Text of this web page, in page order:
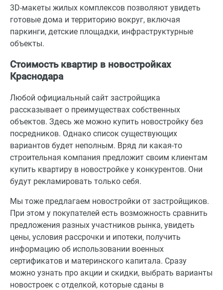
3D-макеты жилых комплексов позволяют увидеть
готовые дома и территорию вокруг, включая
паркинги, детские площадки, инфраструктурные
объекты.
Стоимость квартир в новостройках
Краснодара
Любой официальный сайт застройщика
рассказывает о преимуществах собственных
объектов. Здесь же можно купить новостройку без
посредников. Однако список существующих
вариантов будет неполным. Вряд ли какая-то
строительная компания предложит своим клиентам
купить квартиру в новостройке у конкурентов. Они
будут рекламировать только себя.
Мы тоже предлагаем новостройки от застройщиков.
При этом у покупателей есть возможность сравнить
предложения разных участников рынка, увидеть
цены, условия рассрочки и ипотеки, получить
информацию об использовании военных
сертификатов и материнского капитала. Сразу
можно узнать про акции и скидки, выбрать варианты
новостроек с отделкой, которые сданы в